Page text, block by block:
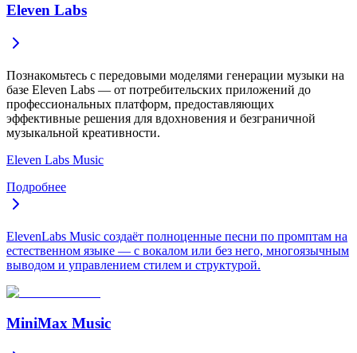
Eleven Labs
Познакомьтесь с передовыми моделями генерации музыки на
базе Eleven Labs — от потребительских приложений до
профессиональных платформ, предоставляющих
эффективные решения для вдохновения и безграничной
музыкальной креативности.
Eleven Labs Music
Подробнее
ElevenLabs Music создаёт полноценные песни по промптам на
естественном языке — с вокалом или без него, многоязычным
выводом и управлением стилем и структурой.
MiniMax Music